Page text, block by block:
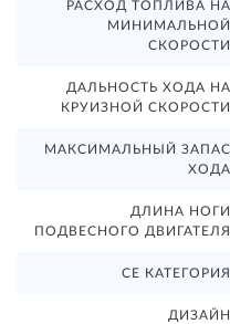
РАСХОД ТОПЛИВА НА
МИНИМАЛЬНОЙ
СКОРОСТИ
ДАЛЬНОСТЬ ХОДА НА
КРУИЗНОЙ СКОРОСТИ
МАКСИМАЛЬНЫЙ ЗАПАС
ХОДА
ДЛИНА НОГИ
ПОДВЕСНОГО ДВИГАТЕЛЯ
CE КАТЕГОРИЯ
ДИЗАЙН